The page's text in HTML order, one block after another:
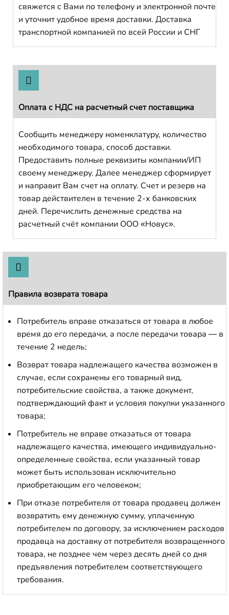
свяжется с Вами по телефону и электронной почте
и уточнит удобное время доставки. Доставка
транспортной компанией по всей России и СНГ
Оплата с НДС на расчетный счет поставщика
Сообщить менеджеру номенклатуру, количество
необходимого товара, способ доставки.
Предоставить полные реквизиты компании/ИП
своему менеджеру. Далее менеджер сформирует
и направит Вам счет на оплату. Счет и резерв на
товар действителен в течение 2-х банковских
дней. Перечислить денежные средства на
расчетный счёт компании ООО «Новус».
Правила возврата товара
Потребитель вправе отказаться от товара в любое
время до его передачи, а после передачи товара — в
течение 2 недель;
Возврат товара надлежащего качества возможен в
случае, если сохранены его товарный вид,
потребительские свойства, а также документ,
подтверждающий факт и условия покупки указанного
товара;
Потребитель не вправе отказаться от товара
надлежащего качества, имеющего индивидуально-
определенные свойства, если указанный товар
может быть использован исключительно
приобретающим его человеком;
При отказе потребителя от товара продавец должен
возвратить ему денежную сумму, уплаченную
потребителем по договору, за исключением расходов
продавца на доставку от потребителя возвращенного
товара, не позднее чем через десять дней со дня
предъявления потребителем соответствующего
требования.